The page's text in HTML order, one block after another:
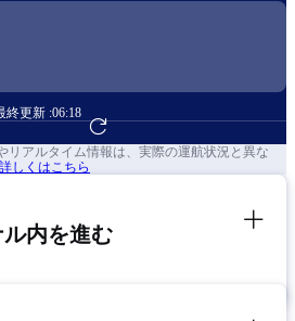
終更新 :06:18
ライト予約へ
リアルタイム情報は、実際の運航状況と異な
詳しくはこちら
内を進む